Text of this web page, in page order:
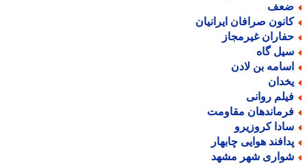
صرافان ایرانیان
غیرمجاز
گاه
بن لادن
روانی
مقاومت
کروزیرو
هوایی چابهار
شهر مشهد